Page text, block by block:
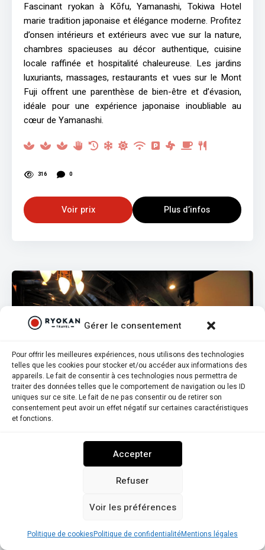
Gérer le consentement
Pour offrir les meilleures expériences, nous utilisons des technologies
telles que les cookies pour stocker et/ou accéder aux informations des
appareils. Le fait de consentir à ces technologies nous permettra de
traiter des données telles que le comportement de navigation ou les ID
uniques sur ce site. Le fait de ne pas consentir ou de retirer son
consentement peut avoir un effet négatif sur certaines caractéristiques
et fonctions.
Accepter
Refuser
Voir les préférences
Politique de cookiesPolitique de confidentialitéMentions légales
Fascinant ryokan à Kōfu, Yamanashi, Tokiwa Hotel
marie tradition japonaise et élégance moderne. Profitez
d’onsen intérieurs et extérieurs avec vue sur la nature,
chambres spacieuses au décor authentique, cuisine
locale raffinée et hospitalité chaleureuse. Les jardins
luxuriants, massages, restaurants et vues sur le Mont
Fuji offrent une parenthèse de bien-être et d’évasion,
idéale pour une expérience japonaise inoubliable au
cœur de Yamanashi.
316 0
Voir prix Plus d’infos
Meigetsuso
Note globaleScore d'authenticit&eacute;
Yamagata au Meigetsuso : bains thermaux intérieurs et
extérieurs, massages, yoga, cuisine kaiseki raffinée
servie en chambre, et chambres lumineuses avec vue